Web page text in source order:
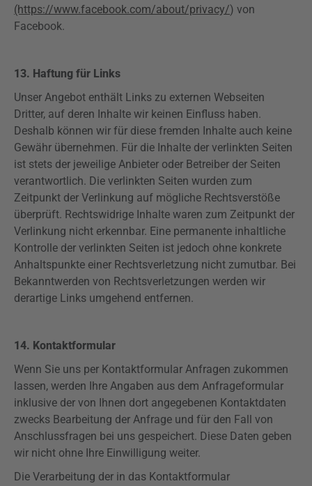
(https://www.facebook.com/about/privacy/) von
Facebook.
13. Haftung für Links
Unser Angebot enthält Links zu externen Webseiten
Dritter, auf deren Inhalte wir keinen Einfluss haben.
Deshalb können wir für diese fremden Inhalte auch keine
Gewähr übernehmen. Für die Inhalte der verlinkten Seiten
ist stets der jeweilige Anbieter oder Betreiber der Seiten
verantwortlich. Die verlinkten Seiten wurden zum
Zeitpunkt der Verlinkung auf mögliche Rechtsverstöße
überprüft. Rechtswidrige Inhalte waren zum Zeitpunkt der
Verlinkung nicht erkennbar. Eine permanente inhaltliche
Kontrolle der verlinkten Seiten ist jedoch ohne konkrete
Anhaltspunkte einer Rechtsverletzung nicht zumutbar. Bei
Bekanntwerden von Rechtsverletzungen werden wir
derartige Links umgehend entfernen.
14. Kontaktformular
Wenn Sie uns per Kontaktformular Anfragen zukommen
lassen, werden Ihre Angaben aus dem Anfrageformular
inklusive der von Ihnen dort angegebenen Kontaktdaten
zwecks Bearbeitung der Anfrage und für den Fall von
Anschlussfragen bei uns gespeichert. Diese Daten geben
wir nicht ohne Ihre Einwilligung weiter.
Die Verarbeitung der in das Kontaktformular